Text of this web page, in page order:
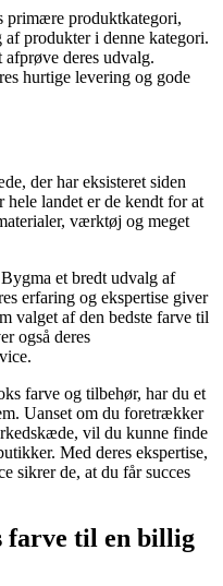
primære produktkategori,
produkter i denne kategori.
deres udvalg.
hurtige levering og gode
der har eksisteret siden
landet er de kendt for at
værktøj og meget
et bredt udvalg af
erfaring og ekspertise giver
valget af den bedste farve til
også deres
farve og tilbehør, har du et
Uanset om du foretrækker
vil du kunne finde
Med deres ekspertise,
sikrer de, at du får succes
farve til en billig